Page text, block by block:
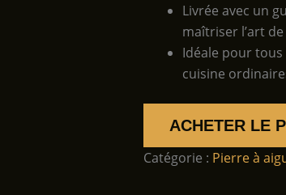
Livrée avec un
maîtriser l’art de
Idéale pour
cuisine
ACHETER LE
Catégorie : Pierre à